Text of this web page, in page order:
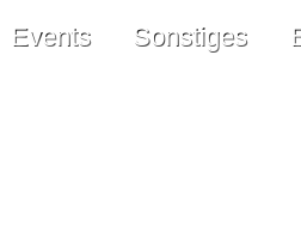
Events Sonstiges